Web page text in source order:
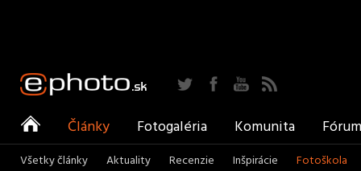
TwitterFacebookYouTube
ePhoto
Články
Všetky články Aktuality Recenzie Inšpirácie Fotoškola
Fotogaléria Komunita Fórum